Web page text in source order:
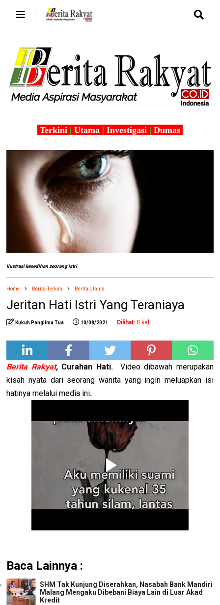
Terkini | Utama | Investigasi | Dumas
Ilustrasi kesedihan seorang istri
Home Berita-Terkini Berita Utama
Jeritan Hati Istri Yang Teraniaya
Kukuh Panglima Tua 10/08/2021 Dilihat: 0 kali
Berita Rakyat, Curahan Hati.
Video dibawah merupakan
kisah nyata dari seorang wanita yang ingin meluapkan isi
hatinya melalui media ini.
Baca Lainnya :
SHM Tak Kunjung Diserahkan, Nasabah Bank Mandiri
Malang Mengaku Dibebani Biaya Lain di Luar Akad
Kredit